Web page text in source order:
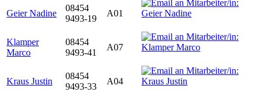
Geier Nadine
08454
9493-19
A01
Klamper
Marco
08454
9493-41
A07
Kraus Justin
08454
9493-33
A04